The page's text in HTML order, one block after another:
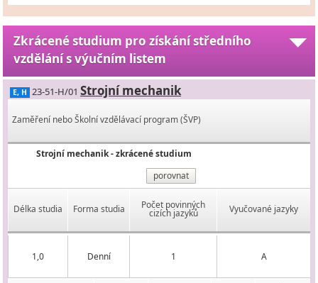
Zkrácené studium pro získání středního
vzdělání s výučním listem
E, H 23-51-H/01 Strojní mechanik
Zaměření nebo Školní vzdělávací program (ŠVP)
Strojní mechanik - zkrácené studium
porovnat
Délka studia Forma studia Počet povinných
cizích jazyků Vyučované jazyky
1,0 Denní 1 A